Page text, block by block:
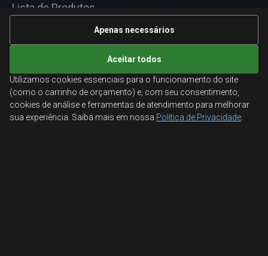
Lista de Produtos
Informações Técnicas
ATENDIMENTO
Orçamentos corporativos, condições para empresas
e suporte especializado.
Apenas necessários
Aceitar todos
Utilizamos cookies essenciais para o funcionamento do site
(como o carrinho de orçamento) e, com seu consentimento,
cookies de análise e ferramentas de atendimento para melhorar
sua experiência. Saiba mais em nossa Política de Privacidade